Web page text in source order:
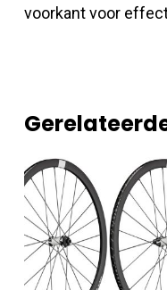
voorkant voor